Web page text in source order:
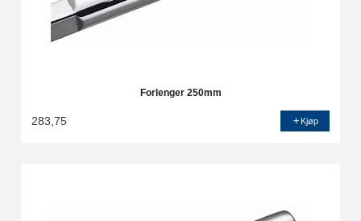
Forlenger 250mm
283,75 Kjøp